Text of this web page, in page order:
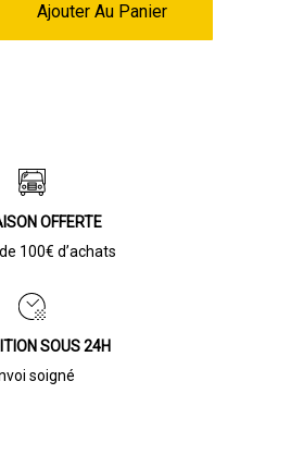
Ajouter Au Panier
OFFERTE
100€ d’achats
SOUS 24H
soigné